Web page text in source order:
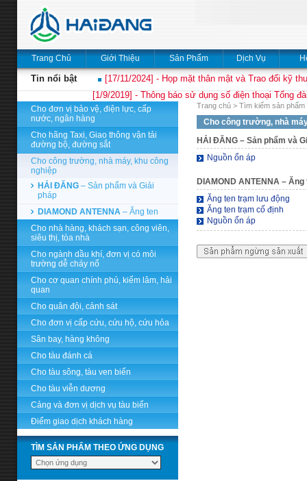
Trang Chủ Giới Thiệu Sản Phẩm Dịch Vụ
Tin nổi bật
[17/11/2024] - Họp mặt thân mật và Trao đổi kỹ
[1/9/2019] - Thông báo sử dụng số điện thoại Tổng
Cho đơn vị bảo vệ, điện lực, cấp
nước, ngân hàng
Cho hãng Taxi, Giao thông vận tải
đường bộ, đường sắt
Cho công trường, nhà máy, khu công
nghiệp
HẢI ĐĂNG – Sản phẩm và Giải
pháp
DIAMOND ANTENNA – Ăng ten
Cho nhà hàng, khách sạn, công viên,
siêu thị, tòa nhà
Cho ngành dầu khí, đơn vị có môi
trường dễ cháy nổ
Cho cơ quan chính phủ, kiểm lâm, hải
quan
Cho quân đội, cảnh sát
Cho đơn vị cấp cứu, cứu hộ, cứu hỏa
Sân bay, hàng không
Cho tàu đánh cá
Cho tàu sông, tàu ven biển
Cho tàu viễn dương
Cảng và đơn vị dịch vụ tàu biển
Điểm giao dịch khách hàng
TÌM SẢN PHẨM THEO ỨNG DỤNG
Trang chủ > Tìm kiếm sản phẩm
Cho công trường, nhà
HẢI ĐĂNG – Sản phẩm và
Nguồn ổn áp
DIAMOND ANTENNA – Ăng
Ăng ten trạm lưu động
Ăng ten trạm cố định
Nguồn ổn áp